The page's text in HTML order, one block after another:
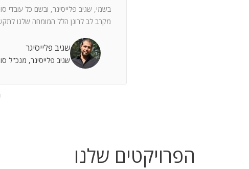
בשמי, שגיב פלייסיגר, ובשם כל עובדי
מקרב לב לרונן הלל המומחה שלנו
שגיב פלייסיגר
שגיב פלייסיגר, מנכ"ל
הפרויקטים שלנו